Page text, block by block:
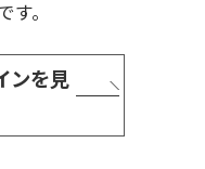
。
ンを見